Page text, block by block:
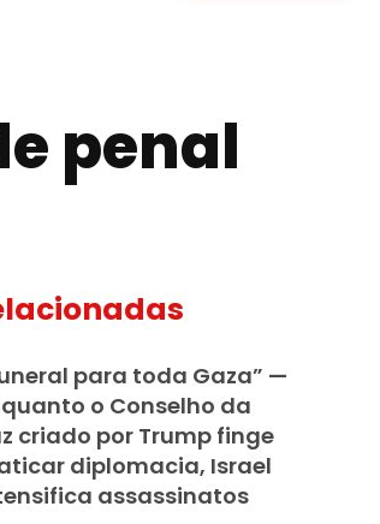
penal
para toda Gaza” —
o Conselho da
criado por Trump finge
diplomacia, Israel
assassinatos